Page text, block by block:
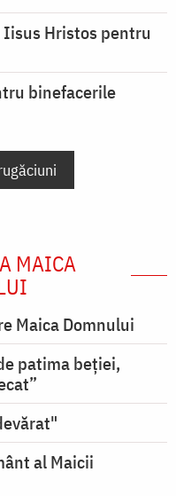
Hristos pentru
binefacerile
MAICA
Maica Domnului
patima beției,
al Maicii